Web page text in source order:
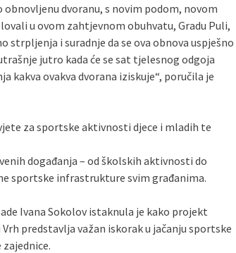
dvoranu, s novim podom, novom
u ovom zahtjevnom obuhvatu, Gradu Puli,
i suradnje da se ova obnova uspješno
jutro kada će se sat tjelesnog odgoja
kakva ovakva dvorana iziskuje“, poručila je
za sportske aktivnosti djece i mladih te
događanja – od školskih aktivnosti do
sportske infrastrukture svim građanima.
Ivana Sokolov istaknula je kako projekt
predstavlja važan iskorak u jačanju sportske